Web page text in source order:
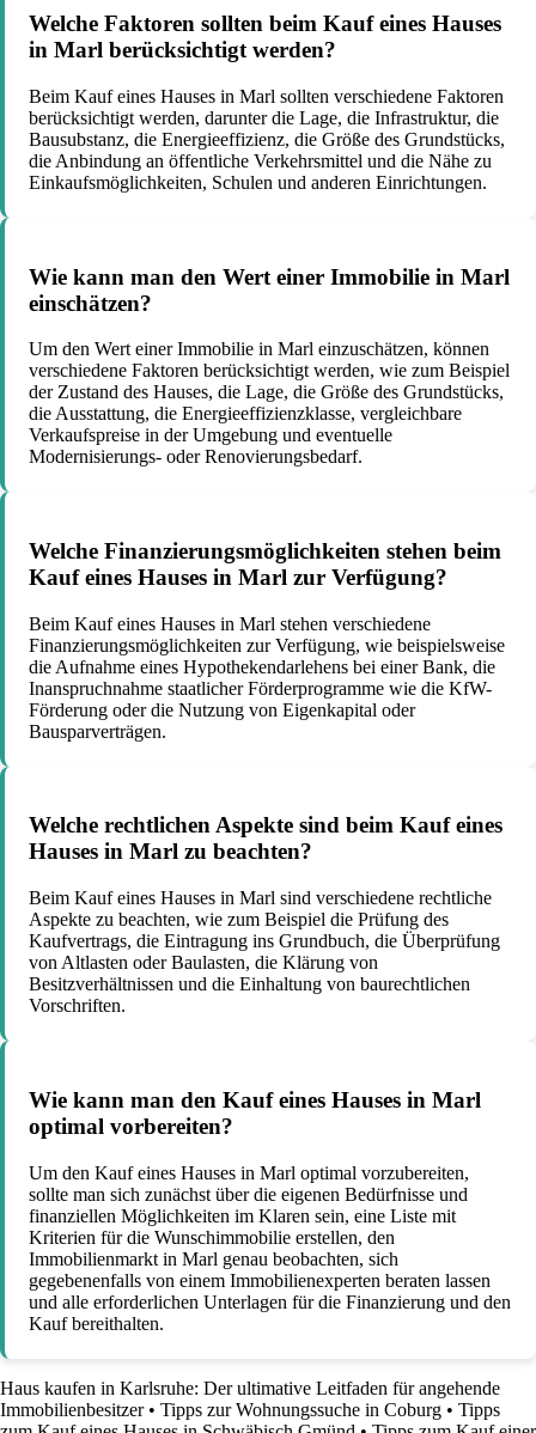
Welche Faktoren sollten beim Kauf eines Hauses
in Marl berücksichtigt werden?
Beim Kauf eines Hauses in Marl sollten verschiedene Faktoren
berücksichtigt werden, darunter die Lage, die Infrastruktur, die
Bausubstanz, die Energieeffizienz, die Größe des Grundstücks,
die Anbindung an öffentliche Verkehrsmittel und die Nähe zu
Einkaufsmöglichkeiten, Schulen und anderen Einrichtungen.
Wie kann man den Wert einer Immobilie in Marl
einschätzen?
Um den Wert einer Immobilie in Marl einzuschätzen, können
verschiedene Faktoren berücksichtigt werden, wie zum Beispiel
der Zustand des Hauses, die Lage, die Größe des Grundstücks,
die Ausstattung, die Energieeffizienzklasse, vergleichbare
Verkaufspreise in der Umgebung und eventuelle
Modernisierungs- oder Renovierungsbedarf.
Welche Finanzierungsmöglichkeiten stehen beim
Kauf eines Hauses in Marl zur Verfügung?
Beim Kauf eines Hauses in Marl stehen verschiedene
Finanzierungsmöglichkeiten zur Verfügung, wie beispielsweise
die Aufnahme eines Hypothekendarlehens bei einer Bank, die
Inanspruchnahme staatlicher Förderprogramme wie die KfW-
Förderung oder die Nutzung von Eigenkapital oder
Bausparverträgen.
Welche rechtlichen Aspekte sind beim Kauf eines
Hauses in Marl zu beachten?
Beim Kauf eines Hauses in Marl sind verschiedene rechtliche
Aspekte zu beachten, wie zum Beispiel die Prüfung des
Kaufvertrags, die Eintragung ins Grundbuch, die Überprüfung
von Altlasten oder Baulasten, die Klärung von
Besitzverhältnissen und die Einhaltung von baurechtlichen
Vorschriften.
Wie kann man den Kauf eines Hauses in Marl
optimal vorbereiten?
Um den Kauf eines Hauses in Marl optimal vorzubereiten,
sollte man sich zunächst über die eigenen Bedürfnisse und
finanziellen Möglichkeiten im Klaren sein, eine Liste mit
Kriterien für die Wunschimmobilie erstellen, den
Immobilienmarkt in Marl genau beobachten, sich
gegebenenfalls von einem Immobilienexperten beraten lassen
und alle erforderlichen Unterlagen für die Finanzierung und den
Kauf bereithalten.
Haus kaufen in Karlsruhe: Der ultimative Leitfaden für angehende
Immobilienbesitzer• Tipps zur Wohnungssuche in Coburg • Tipps